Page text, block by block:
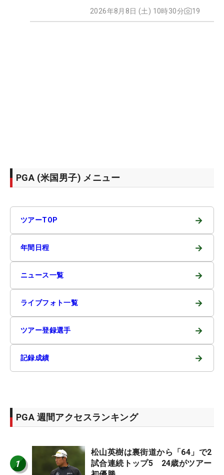
2026年8月8日 (土) 10時30分 19
PGA (米国男子) メニュー
ツアーTOP →
年間日程 →
ニュース一覧 →
ライブフォト一覧 →
ツアー登録選手 →
記録成績 →
PGA 週間アクセスランキング
1
松山英樹は裏街道から「64」で2
試合連続トップ5 24歳がツアー